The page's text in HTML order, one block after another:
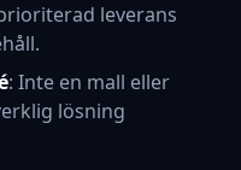
leverans
: Inte en mall eller
lösning